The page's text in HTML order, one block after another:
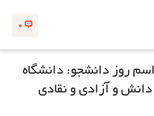
0
روز دانشجو: دانشگاه
دانش و آزادی و نقادی